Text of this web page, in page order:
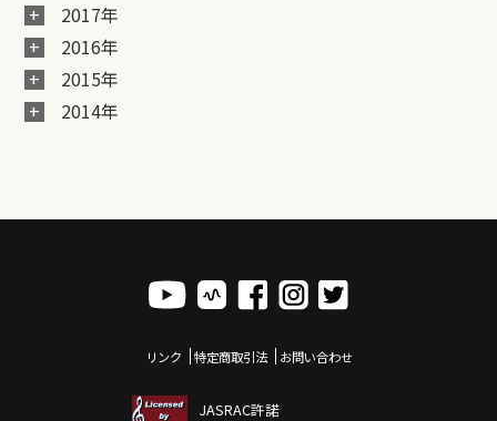
2017年
2016年
2015年
2014年
リンク 特定商取引法 お問い合わせ
JASRAC許諾